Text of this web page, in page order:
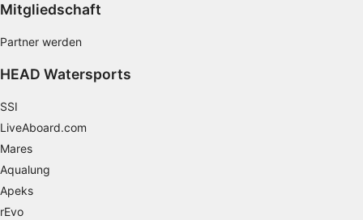
Mitgliedschaft
Partner werden
HEAD Watersports
SSI
LiveAboard.com
Mares
Aqualung
Apeks
rEvo
Messung der Performance von Inhalten
Analyse von Zielgruppen durch Statistiken
verschiedenen Quellen
Verwendung reduzierter Daten zur Auswahl
von Inhalten
IAB-Besonderheiten: